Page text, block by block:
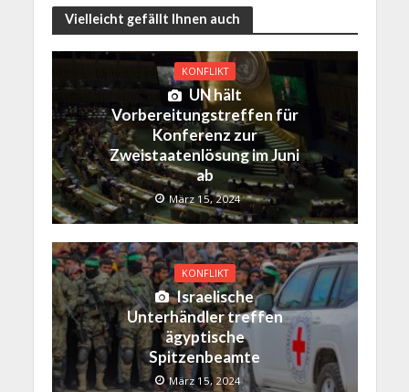
Vielleicht gefällt Ihnen auch
KONFLIKT
UN hält
Vorbereitungstreffen für
Konferenz zur
Zweistaatenlösung im Juni
ab
März 15, 2024
KONFLIKT
Israelische
Unterhändler treffen
ägyptische
Spitzenbeamte
März 15, 2024